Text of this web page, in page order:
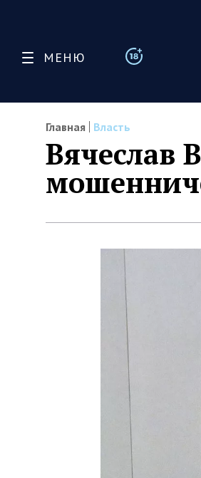
МЕНЮ
Главная Власть
Вячеслав